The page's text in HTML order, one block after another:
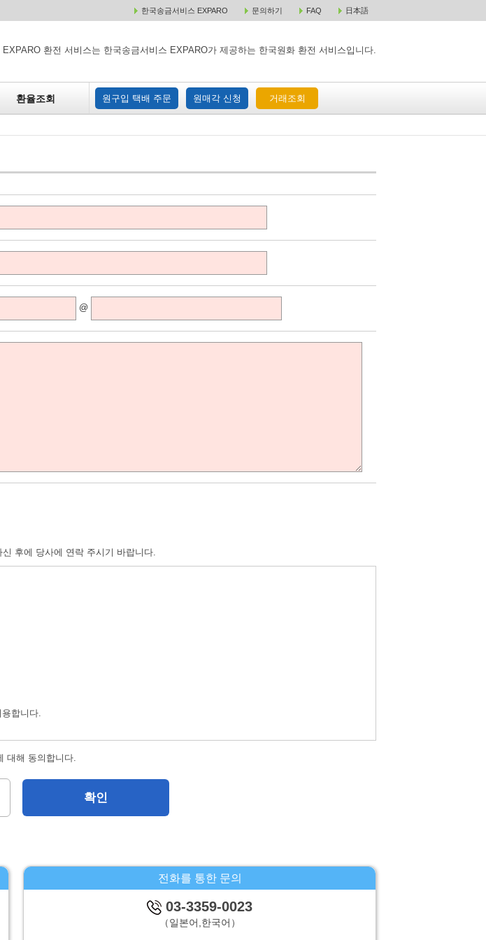
한국송금서비스 EXPARO 문의하기 FAQ 日本語
EXPARO 환전 서비스는 한국송금서비스 EXPARO가 제공하는 한국원화 환전 서비스입니다.
환율조회 원구입 택배 주문 원매각 신청 거래조회
원구입 택배 주문 원매각 주문 거래조회
@
후에 당사에 연락 주시기 바랍니다.
합니다.
채로 제삼자에 제공하지 않습니다.
대해 동의합니다.
확인
전화를 통한 문의
03-3359-0023
（일본어,한국어）